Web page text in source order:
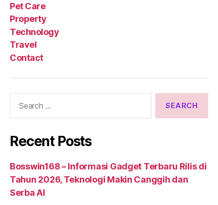
Pet Care
Property
Technology
Travel
Contact
Recent Posts
Bosswin168 – Informasi Gadget Terbaru Rilis di
Tahun 2026, Teknologi Makin Canggih dan
Serba AI